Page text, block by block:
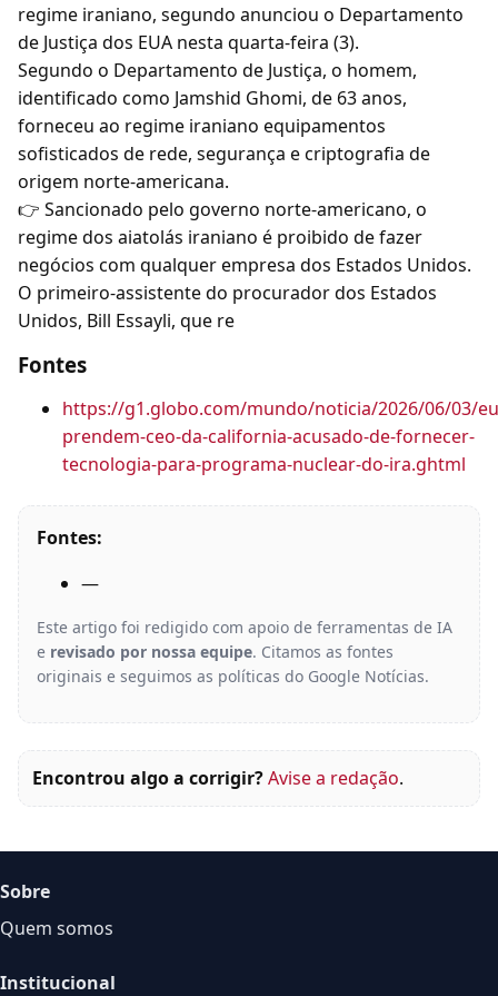
regime iraniano, segundo anunciou o Departamento
de Justiça dos EUA nesta quarta-feira (3).
Segundo o Departamento de Justiça, o homem,
identificado como Jamshid Ghomi, de 63 anos,
forneceu ao regime iraniano equipamentos
sofisticados de rede, segurança e criptografia de
origem norte-americana.
👉 Sancionado pelo governo norte-americano, o
regime dos aiatolás iraniano é proibido de fazer
negócios com qualquer empresa dos Estados Unidos.
O primeiro-assistente do procurador dos Estados
Unidos, Bill Essayli, que re
Fontes
https://g1.globo.com/mundo/noticia/2026/06/03/
prendem-ceo-da-california-acusado-de-fornecer-
tecnologia-para-programa-nuclear-do-ira.ghtml
Fontes:
—
Este artigo foi redigido com apoio de ferramentas de IA
e revisado por nossa equipe. Citamos as fontes
originais e seguimos as políticas do Google Notícias.
Encontrou algo a corrigir?Avise a redação.
Sobre
Quem somos
Institucional